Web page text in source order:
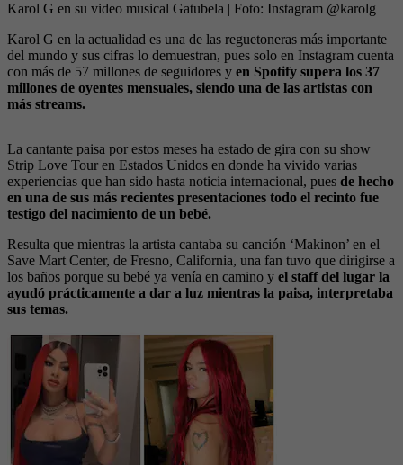
Karol G en su video musical Gatubela | Foto: Instagram @karolg
Karol G en la actualidad es una de las reguetoneras más importante
del mundo y sus cifras lo demuestran, pues solo en Instagram cuenta
con más de 57 millones de seguidores y en Spotify supera los 37
millones de oyentes mensuales, siendo una de las artistas con
más streams.
La cantante paisa por estos meses ha estado de gira con su show
Strip Love Tour en Estados Unidos en donde ha vivido varias
experiencias que han sido hasta noticia internacional, pues de hecho
en una de sus más recientes presentaciones todo el recinto fue
testigo del nacimiento de un bebé.
Resulta que mientras la artista cantaba su canción ‘Makinon’ en el
Save Mart Center, de Fresno, California, una fan tuvo que dirigirse a
los baños porque su bebé ya venía en camino y el staff del lugar la
ayudó prácticamente a dar a luz mientras la paisa, interpretaba
sus temas.